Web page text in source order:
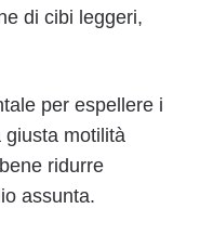
di cibi leggeri,
per espellere i
giusta motilità
ridurre
assunta.